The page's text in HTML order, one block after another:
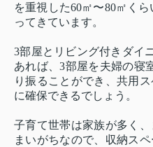
を重視した60㎡〜80㎡く
ってきています。
3部屋とリビング付きダイ
あれば、3部屋を夫婦の寝
り振ることができ、共用
に確保できるでしょう。
子育て世帯は家族が多く
まいがちなので、収納ス